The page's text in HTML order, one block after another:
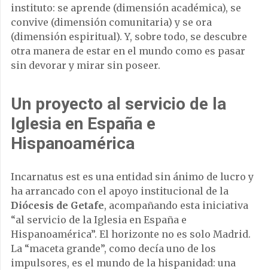
instituto: se aprende (dimensión académica), se
convive (dimensión comunitaria) y se ora
(dimensión espiritual). Y, sobre todo, se descubre
otra manera de estar en el mundo como es pasar
sin devorar y mirar sin poseer.
Un proyecto al servicio de la
Iglesia en España e
Hispanoamérica
Incarnatus est es una entidad sin ánimo de lucro y
ha arrancado con el apoyo institucional de la
Diócesis de Getafe, acompañando esta iniciativa
“al servicio de la Iglesia en España e
Hispanoamérica”. El horizonte no es solo Madrid.
La “maceta grande”, como decía uno de los
impulsores, es el mundo de la hispanidad: una